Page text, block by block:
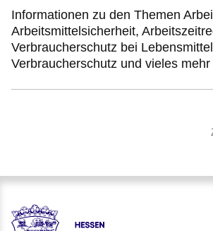
Informationen zu den Themen
Arbeitsmittelsicherheit,
Verbraucherschutz bei
Verbraucherschutz und vieles